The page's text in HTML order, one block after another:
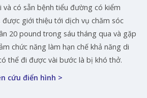
có sẵn bệnh tiểu đường có kiểm
giới thiệu tới dịch vụ chăm sóc
20 pound trong sáu tháng qua và gặp
chức năng làm hạn chế khả năng di
thể đi được vài bước là bị khó thở.
cứu điển hình >